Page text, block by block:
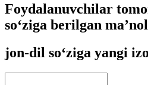
Foydalanuvchilar
so‘ziga berilgan
jon-dil so‘ziga yangi